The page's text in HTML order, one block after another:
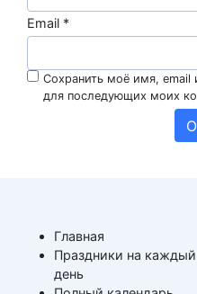
Email *
Сохранить моё имя, email
для последующих моих
Главная
Праздники на каждый
день